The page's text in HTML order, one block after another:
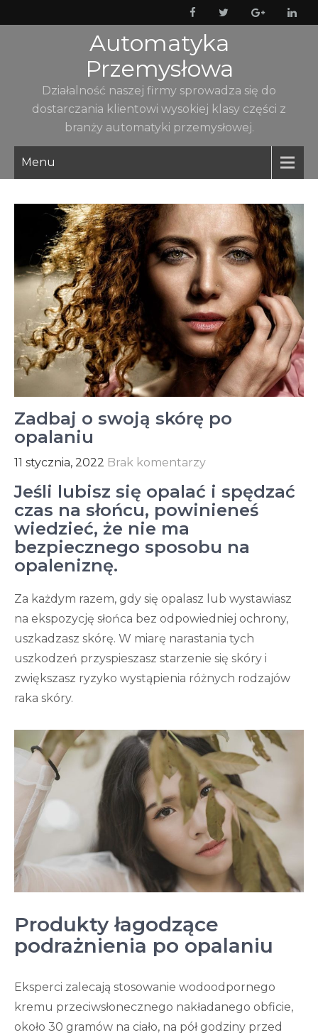
to
Automatyka
Przemysłowa
Działalność naszej firmy sprowadza się do
dostarczania klientowi wysokiej klasy części z
branży automatyki przemysłowej.
Menu
Zadbaj o swoją skórę po
opalaniu
11 stycznia, 2022 Brak komentarzy
Jeśli lubisz się opalać i spędzać
czas na słońcu, powinieneś
wiedzieć, że nie ma
bezpiecznego sposobu na
opaleniznę.
Za każdym razem, gdy się opalasz lub wystawiasz
na ekspozycję słońca bez odpowiedniej ochrony,
uszkadzasz skórę. W miarę narastania tych
uszkodzeń przyspieszasz starzenie się skóry i
zwiększasz ryzyko wystąpienia różnych rodzajów
raka skóry.
Produkty łagodzące
podrażnienia po opalaniu
Eksperci zalecają stosowanie wodoodpornego
kremu przeciwsłonecznego nakładanego obficie,
około 30 gramów na ciało, na pół godziny przed